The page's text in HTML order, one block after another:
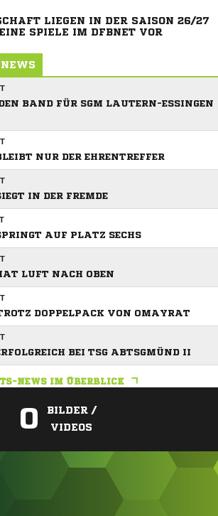
LIEGEN IN DER SAISON 26/27
SPIELE IM DFBNET VOR
BAND FÜR SGM LAUTERN-ESSINGEN
NUR DER EHRENTREFFER
IN DER FREMDE
AUF PLATZ SECHS
LUFT NACH OBEN
DOPPELPACK VON OMAYRAT
BEI TSG ABTSGMÜND II
NEWS IM ÜBERBLICK
0
BILDER /
VIDEOS